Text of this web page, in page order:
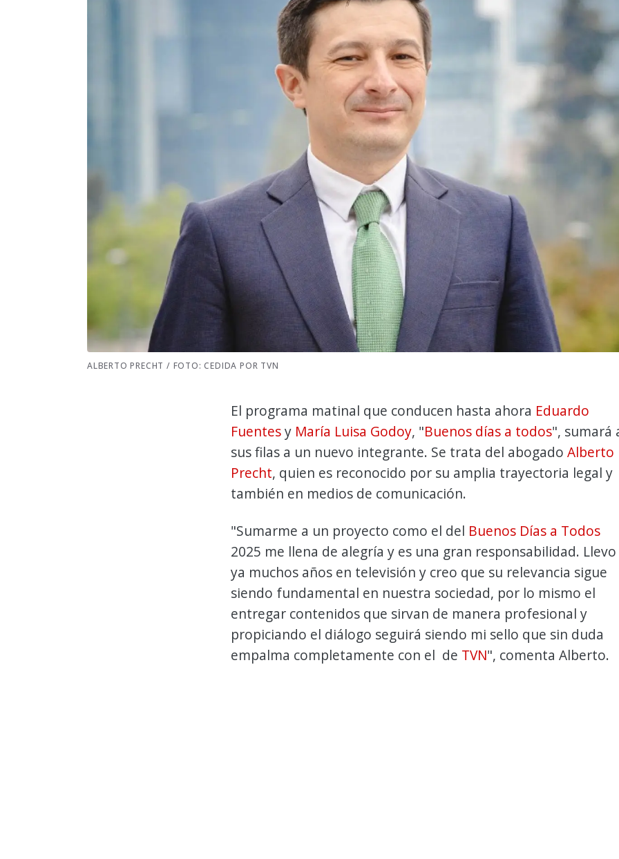
ALBERTO PRECHT / FOTO: CEDIDA POR TVN
El programa matinal que conducen hasta ahora Eduardo
Fuentesy María Luisa Godoy, "Buenos días a todos", sumará
sus filas a un nuevo integrante. Se trata del abogado Alberto
Precht, quien es reconocido por su amplia trayectoria legal y
también en medios de comunicación.
"Sumarme a un proyecto como el del Buenos Días a Todos
2025 me llena de alegría y es una gran responsabilidad. Llevo
ya muchos años en televisión y creo que su relevancia sigue
siendo fundamental en nuestra sociedad, por lo mismo el
entregar contenidos que sirvan de manera profesional y
propiciando el diálogo seguirá siendo mi sello que sin duda
empalma completamente con el de TVN", comenta Alberto.